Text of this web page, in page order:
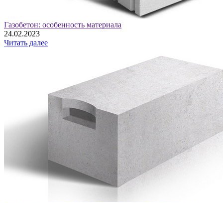
Газобетон: особенность материала
24.02.2023
Читать далее